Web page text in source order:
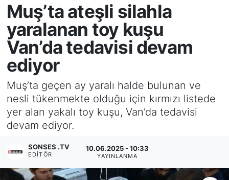
Muş’ta ateşli silahla
yaralanan toy kuşu
Van’da tedavisi devam
ediyor
Muş’ta geçen ay yaralı halde bulunan ve
nesli tükenmekte olduğu için kırmızı listede
yer alan yakalı toy kuşu, Van’da tedavisi
devam ediyor.
SONSES .TV
EDITÖR
10.06.2025 - 10:33
YAYINLANMA
SPOR
GÜNÜN MANŞETİ
DÜNYA
KÜLTÜR - SANAT
MAGAZİN
Siyaset
Mersin Namaz Vakitleri
Mersin Trafik Yoğunluk Haritası
Süper Lig Puan Durumu ve Fikstür
Tüm Manşetler
Son Dakika Haberleri